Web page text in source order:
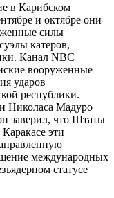
в Карибском
и октябре они
силы
катеров,
Канал NBC
вооруженные
ударов
республики.
Николаса Мадуро
заверил, что Штаты
эти
международных
статусе